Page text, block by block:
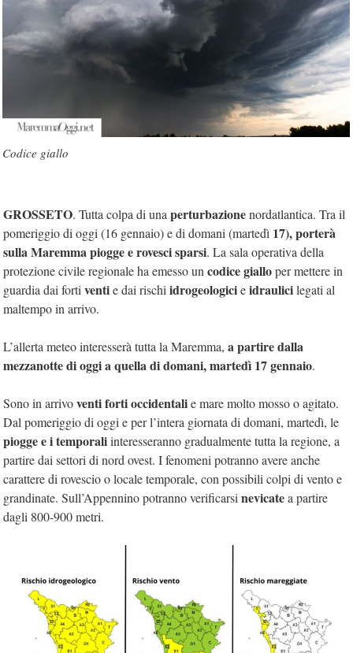
Codice giallo
GROSSETO. Tutta colpa di una perturbazionenordatlantica. Tra il
pomeriggio di oggi (16 gennaio) e di domani (martedì 17), porterà
sulla Maremma piogge e rovesci sparsi. La sala operativa della
protezione civile regionale ha emesso un codice gialloper mettere in
guardia dai forti ventie dai rischi idrogeologicieidraulicilegati al
maltempo in arrivo.
L’allerta meteo interesserà tutta la Maremma, a partire dalla
mezzanotte di oggi a quella di domani, martedì 17 gennaio.
Sono in arrivoventi forti occidentalie mare molto mosso o agitato.
Dal pomeriggio di oggi e per l’intera giornata di domani, martedì, le
piogge e i temporaliinteresseranno gradualmente tutta la regione, a
partire dai settori di nord ovest. I fenomeni potranno avere anche
carattere di rovescio o locale temporale, con possibili colpi di vento e
grandinate. Sull’Appennino potranno verificarsi nevicatea partire
dagli 800-900 metri.